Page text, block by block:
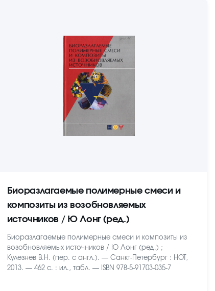
Биоразлагаемые полимерные смеси и
композиты из возобновляемых
источников / Ю Лонг (ред.)
Биоразлагаемые полимерные смеси и композиты из
возобновляемых источников / Ю Лонг (ред.) ;
Кулезнев В.Н. (пер. с англ.). — Санкт-Петербург : НОТ,
2013. — 462 с. : ил., табл. — ISBN 978-5-91703-035-7